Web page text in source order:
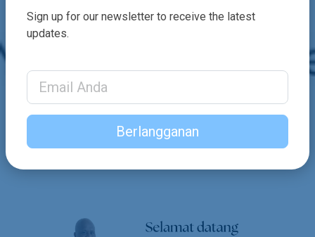
Sign up for our newsletter to receive the latest
updates.
Email Address
Berlangganan